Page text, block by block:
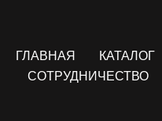
ГЛАВНАЯ КАТАЛОГ
СОТРУДНИЧЕСТВО